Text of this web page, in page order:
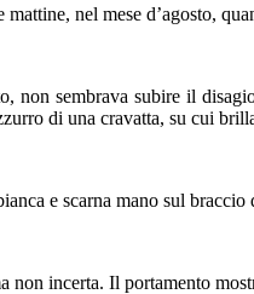
nel mese d’agosto,
non sembrava subire il
di una cravatta, su cui
e scarna mano sul
non incerta. Il portamento